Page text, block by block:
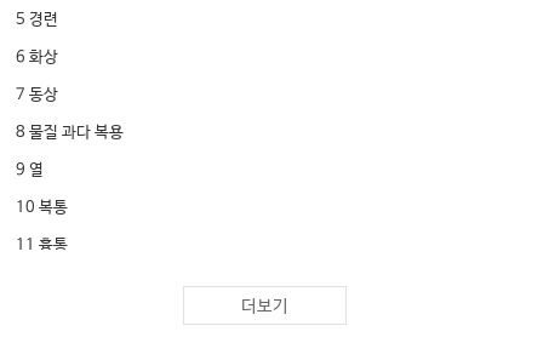
5 경련
6 화상
7 동상
8 물질 과다 복용
9 열
10 복통
11 흉통
더보기